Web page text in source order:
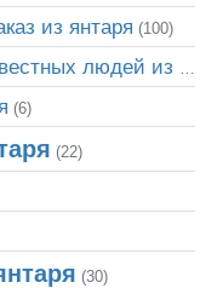
из янтаря (100)
(6)
(22)
(30)